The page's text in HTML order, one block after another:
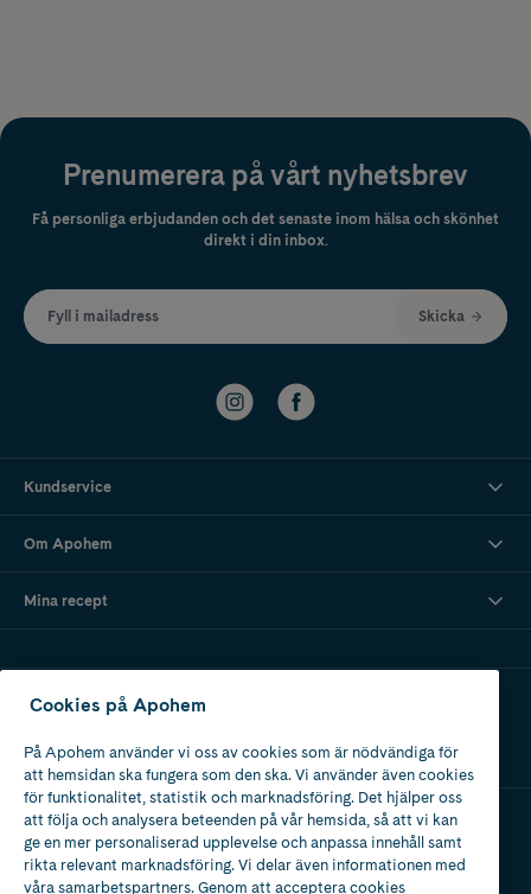
Prenumerera på vårt nyhetsbrev
Få personliga erbjudanden och det senaste inom hälsa och skönhet
direkt i din inbox.
Fyll i mailadress Skicka
Kundservice
Om Apohem
Mina recept
Ladda ner vår app
Apotek med tillstånd
av Läkemedelsverket
Cookies på Apohem
På Apohem använder vi oss av cookies som är nödvändiga för
att hemsidan ska fungera som den ska. Vi använder även cookies
för funktionalitet, statistik och marknadsföring. Det hjälper oss
att följa och analysera beteenden på vår hemsida, så att vi kan
ge en mer personaliserad upplevelse och anpassa innehåll samt
rikta relevant marknadsföring. Vi delar även informationen med
våra samarbetspartners. Genom att acceptera cookies